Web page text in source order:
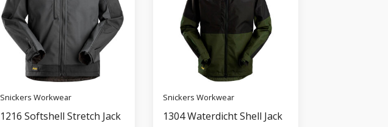
Snickers Workwear
1216 Softshell Stretch Jack
Snickers Workwear
1304 Waterdicht Shell Jack